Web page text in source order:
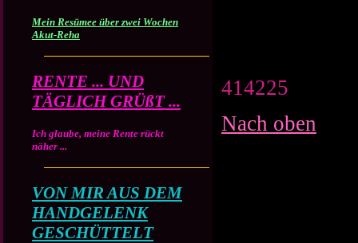
Mein Resümee über zwei Wochen
Akut-Reha
RENTE ... UND
TÄGLICH GRÜßT ...
Ich glaube, meine Rente rückt
näher ...
VON MIR AUS DEM
HANDGELENK
GESCHÜTTELT
414225
Nach oben